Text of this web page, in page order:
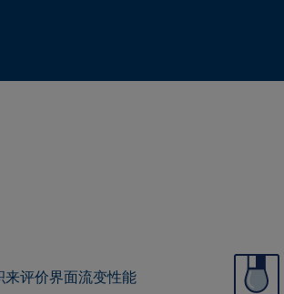
评价界面流变性能